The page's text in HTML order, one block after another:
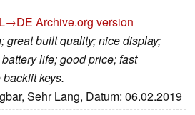
Archive.org version
great built quality; nice display;
life; good price; fast
keys.
Sehr Lang, Datum: 06.02.2019